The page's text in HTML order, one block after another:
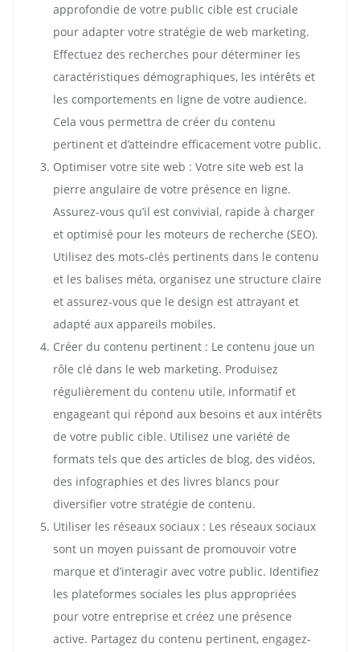
approfondie de votre public cible est cruciale
pour adapter votre stratégie de web marketing.
Effectuez des recherches pour déterminer les
caractéristiques démographiques, les intérêts et
les comportements en ligne de votre audience.
Cela vous permettra de créer du contenu
pertinent et d’atteindre efficacement votre public.
Optimiser votre site web : Votre site web est la
pierre angulaire de votre présence en ligne.
Assurez-vous qu’il est convivial, rapide à charger
et optimisé pour les moteurs de recherche (SEO).
Utilisez des mots-clés pertinents dans le contenu
et les balises méta, organisez une structure claire
et assurez-vous que le design est attrayant et
adapté aux appareils mobiles.
Créer du contenu pertinent : Le contenu joue un
rôle clé dans le web marketing. Produisez
régulièrement du contenu utile, informatif et
engageant qui répond aux besoins et aux intérêts
de votre public cible. Utilisez une variété de
formats tels que des articles de blog, des vidéos,
des infographies et des livres blancs pour
diversifier votre stratégie de contenu.
Utiliser les réseaux sociaux : Les réseaux sociaux
sont un moyen puissant de promouvoir votre
marque et d’interagir avec votre public. Identifiez
les plateformes sociales les plus appropriées
pour votre entreprise et créez une présence
active. Partagez du contenu pertinent, engagez-